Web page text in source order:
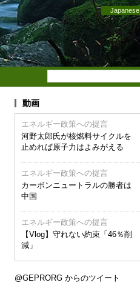
Japanese
動画
エネルギー政策への提言
河野太郎氏が核燃料サイクルを
止めれば原子力はよみがえる
エネルギー政策への提言
カーボンニュートラルの勝者は
中国
エネルギー政策への提言
【Vlog】守れない約束「46％削
減」
@GEPRORG からのツイート